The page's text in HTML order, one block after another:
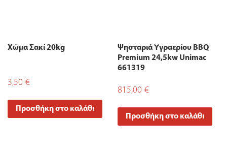
Χώμα Σακί 20kg
3,50 €
Προσθήκη στο καλάθι
Ψησταριά Υγραερίου BBQ
Premium 24,5kw Unimac
661319
815,00 €
Προσθήκη στο καλάθι